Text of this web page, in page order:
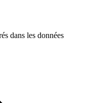
dans les données